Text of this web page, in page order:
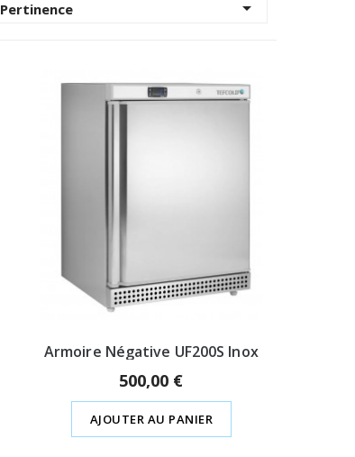
Pertinence 
Armoire Négative UF200S Inox
500,00 €
AJOUTER AU PANIER